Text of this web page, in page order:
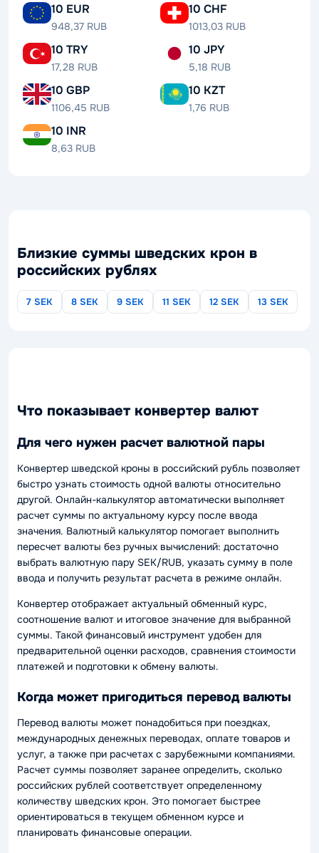
10 EUR
948,37 RUB
10 CHF
1013,03 RUB
10 TRY
17,28 RUB
10 JPY
5,18 RUB
10 GBP
1106,45 RUB
10 KZT
1,76 RUB
10 INR
8,63 RUB
Близкие суммы шведских крон в
российских рублях
7 SEK 8 SEK 9 SEK 11 SEK 12 SEK 13 SEK
Что показывает конвертер валют
Для чего нужен расчет валютной пары
Конвертер шведской кроны в российский рубль позволяет
быстро узнать стоимость одной валюты относительно
другой. Онлайн-калькулятор автоматически выполняет
расчет суммы по актуальному курсу после ввода
значения. Валютный калькулятор помогает выполнить
пересчет валюты без ручных вычислений: достаточно
выбрать валютную пару SEK/RUB, указать сумму в поле
ввода и получить результат расчета в режиме онлайн.
Конвертер отображает актуальный обменный курс,
соотношение валют и итоговое значение для выбранной
суммы. Такой финансовый инструмент удобен для
предварительной оценки расходов, сравнения стоимости
платежей и подготовки к обмену валюты.
Когда может пригодиться перевод валюты
Перевод валюты может понадобиться при поездках,
международных денежных переводах, оплате товаров и
услуг, а также при расчетах с зарубежными компаниями.
Расчет суммы позволяет заранее определить, сколько
российских рублей соответствует определенному
количеству шведских крон. Это помогает быстрее
ориентироваться в текущем обменном курсе и
планировать финансовые операции.